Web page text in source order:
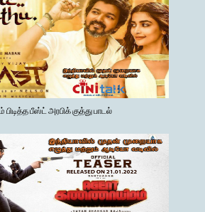
பீஸ்ட் அரபிக் குத்து பாடல்